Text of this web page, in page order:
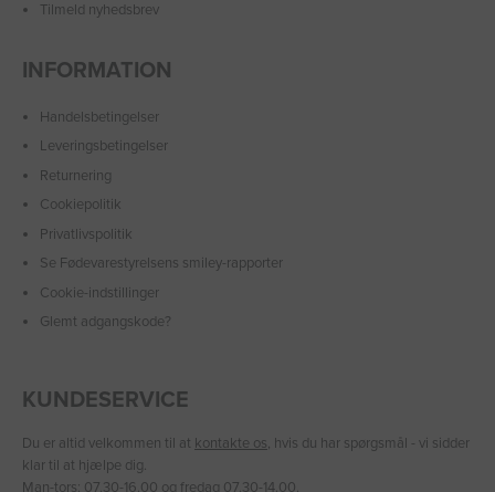
Tilmeld nyhedsbrev
INFORMATION
Handelsbetingelser
Leveringsbetingelser
Returnering
Cookiepolitik
Privatlivspolitik
Se Fødevarestyrelsens smiley-rapporter
Cookie-indstillinger
Glemt adgangskode?
KUNDESERVICE
Du er altid velkommen til at kontakte os, hvis du har spørgsmål - vi sidder
klar til at hjælpe dig.
Man-tors: 07.30-16.00 og fredag 07.30-14.00.